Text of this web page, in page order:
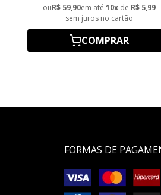
ouR$ 59,90em até10x de R$ 5,99
sem juros no cartão
COMPRAR
FORMAS DE